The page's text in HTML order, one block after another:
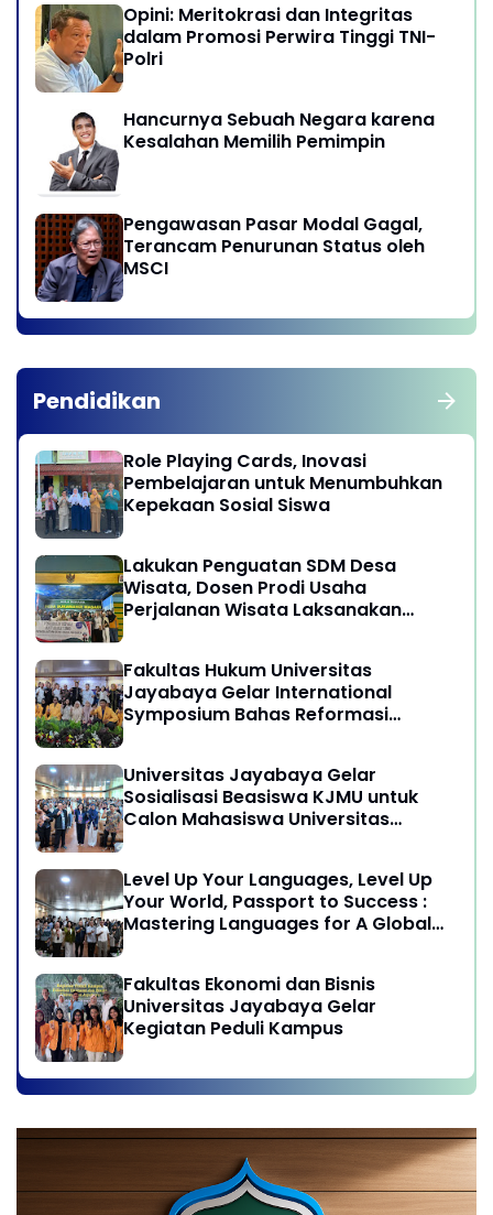
Opini: Meritokrasi dan Integritas
dalam Promosi Perwira Tinggi TNI-
Polri
Hancurnya Sebuah Negara karena
Kesalahan Memilih Pemimpin
Pengawasan Pasar Modal Gagal,
Terancam Penurunan Status oleh
MSCI
Pendidikan
Role Playing Cards, Inovasi
Pembelajaran untuk Menumbuhkan
Kepekaan Sosial Siswa
Lakukan Penguatan SDM Desa
Wisata, Dosen Prodi Usaha
Perjalanan Wisata Laksanakan
Sukamandi Masagi - Kabupaten
Subang, Jawa Barat
Fakultas Hukum Universitas
Jayabaya Gelar International
Symposium Bahas Reformasi
Universitas Jayabaya Gelar
Sosialisasi Beasiswa KJMU untuk
Calon Mahasiswa Universitas
Level Up Your Languages, Level Up
Your World, Passport to Success :
Mastering Languages for A Global
Fakultas Ekonomi dan Bisnis
Universitas Jayabaya Gelar
Kegiatan Peduli Kampus